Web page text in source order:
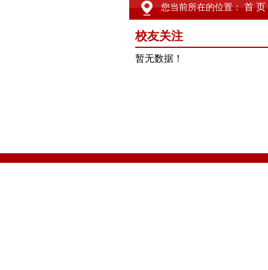
您当前所在的位置：首 页
校友关注
暂无数据！